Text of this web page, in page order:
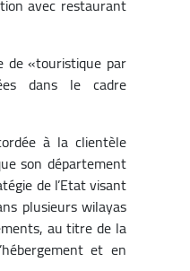
de «touristique par
dans le cadre
à la clientèle
son département
de l’Etat visant
plusieurs wilayas
au titre de la
et en